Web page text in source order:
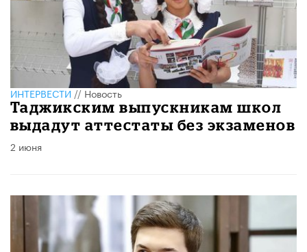
ИНТЕРВЕСТИ//Новость
Таджикским выпускникам школ
выдадут аттестаты без экзаменов
2 июня